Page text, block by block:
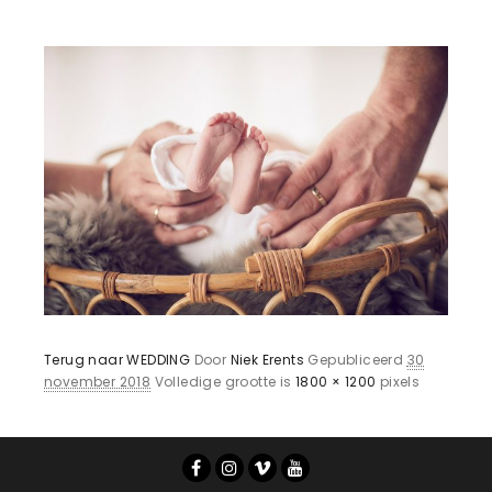
Terug naar WEDDING Door Niek Erents Gepubliceerd 30
november 2018 Volledige grootte is1800 × 1200 pixels